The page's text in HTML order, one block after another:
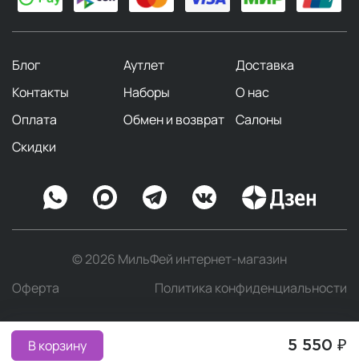
В корзину 5 550 ₽
Блог Аутлет
Доставка
Контакты
Наборы
О нас
Оплата
Обмен и возврат
Салоны
Скидки
© 2026 МильФей интернет-магазин
Оферта
Политика конфиденциальности